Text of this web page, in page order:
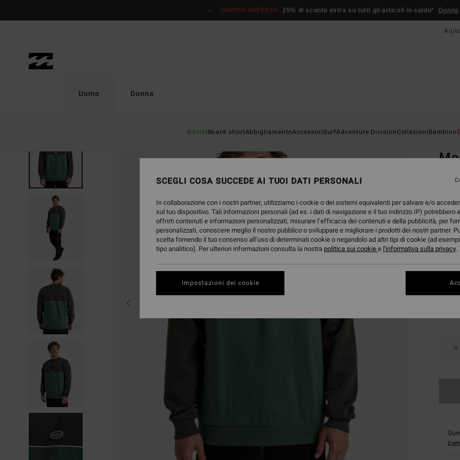
prodotto
DOPPIA OFFERTA 25% di sconto extra su tutti gli articoli in saldo* Donna
Uomo
NovitàBoard shortAbbigliamentoAccessoriSurfAdventure DivisionCollezioniBambino
Donna
ECO-
S
SCEGLI COSA SUCCEDE AI TUOI DATI PERSONALI
In collaborazione con i nostri partner, utilizziamo i cookie o dei sistemi equivalenti per salvare e/o
sul tuo dispositivo. Tali informazioni personali (ad es. i dati di navigazione e il tuo indirizzo IP) potrebbero
offrirti contenuti e informazioni personalizzati, misurare l’efficacia dei contenuti e della pubblicità, per
personalizzati, conoscere meglio il nostro pubblico o sviluppare e migliorare i prodotti dei nostri partner.
scelta fornendo il tuo consenso all’uso di determinati cookie o negandolo ad altri tipi di cookie (ad
tipo analitico). Per ulteriori informazioni consulta la nostra politica sui cookiee l'informativa sulla privacy.
Impostazioni dei cookie